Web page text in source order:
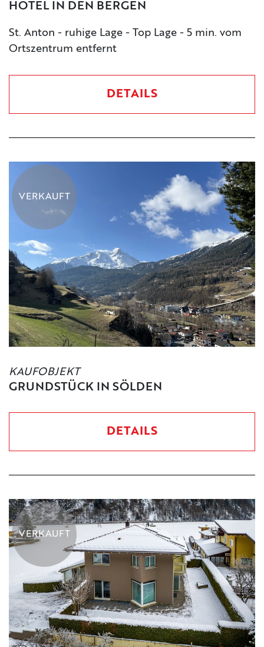
HOTEL IN DEN BERGEN
St. Anton - ruhige Lage - Top Lage - 5 min. vom
Ortszentrum entfernt
DETAILS
VERKAUFT
KAUFOBJEKT
GRUNDSTÜCK IN SÖLDEN
DETAILS
VERKAUFT